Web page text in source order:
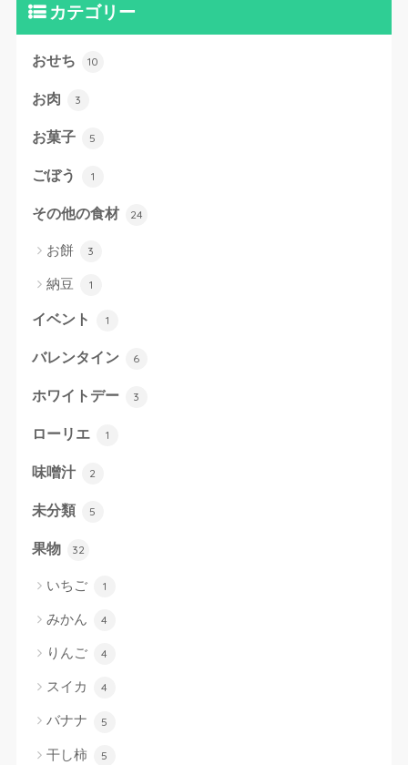
カテゴリー
おせち 10
お肉 3
お菓子 5
ごぼう 1
その他の食材 24
お餅 3
納豆 1
イベント 1
バレンタイン 6
ホワイトデー 3
ローリエ 1
味噌汁 2
未分類 5
果物 32
いちご 1
みかん 4
りんご 4
スイカ 4
バナナ 5
干し柿 5